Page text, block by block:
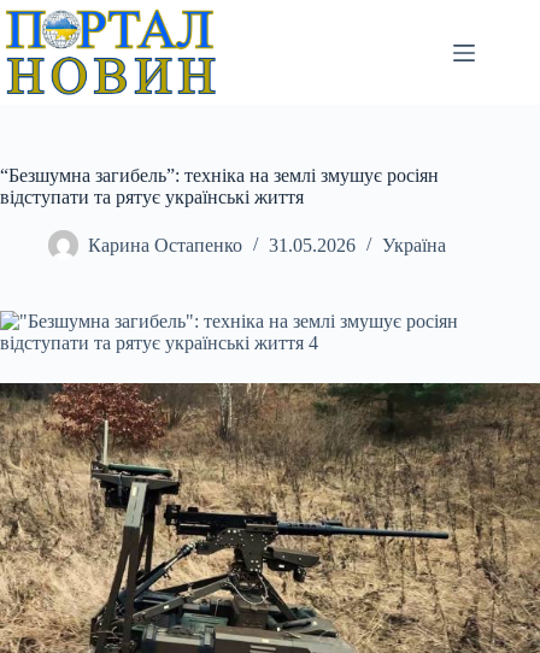
Перейти
вмісту
“Безшумна загибель”: техніка на землі змушує росіян
відступати та рятує українські життя
Карина Остапенко 31.05.2026 Україна